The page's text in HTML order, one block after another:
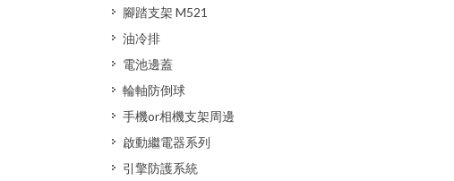
腳踏支架 M521
油冷排
電池邊蓋
輪軸防倒球
手機or相機支架周邊
啟動繼電器系列
引擎防護系統